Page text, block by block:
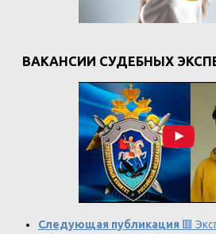
ВАКАНСИИ СУДЕБНЫХ
Следующая публикация 🟥